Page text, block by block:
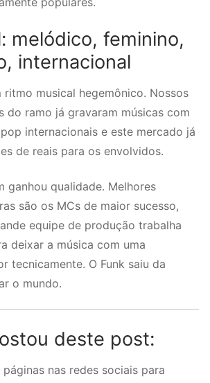
melódico, feminino,
internacional
ritmo musical hegemônico. Nossos
do ramo já gravaram músicas com
internacionais e este mercado já
de reais para os envolvidos.
ganhou qualidade. Melhores
são os MCs de maior sucesso,
equipe de produção trabalha
deixar a música com uma
tecnicamente. O Funk saiu da
o mundo.
deste post:
páginas nas redes sociais para